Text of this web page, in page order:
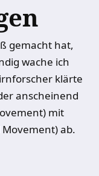
gemacht hat,
wache ich
klärte
anscheinend
mit
Movement) ab.